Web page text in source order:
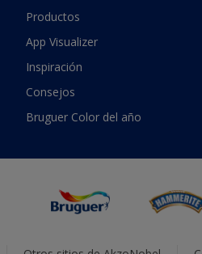
Productos
App Visualizer
Inspiración
Consejos
Bruguer Color del año